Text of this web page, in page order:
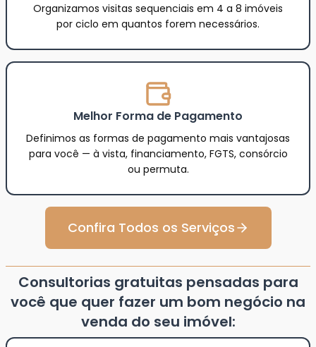
Organizamos visitas sequenciais em 4 a 8 imóveis
por ciclo em quantos forem necessários.
Melhor Forma de Pagamento
Definimos as formas de pagamento mais vantajosas
para você — à vista, financiamento, FGTS, consórcio
ou permuta.
Confira Todos os Serviços
Consultorias gratuitas pensadas para
você que quer fazer um bom negócio na
venda do seu imóvel: